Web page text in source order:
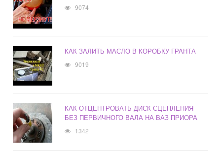
9074
КАК ЗАЛИТЬ МАСЛО В КОРОБКУ ГРАНТА
9019
КАК ОТЦЕНТРОВАТЬ ДИСК СЦЕПЛЕНИЯ
БЕЗ ПЕРВИЧНОГО ВАЛА НА ВАЗ ПРИОРА
1342